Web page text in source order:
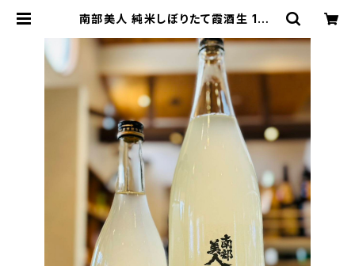
南部美人 純米しぼりたて霞酒生 180
二戸市福岡字上町） | 【BASE公式】
福原酒店｜創業1928年・広島の日本
酒・限定酒を全国通販